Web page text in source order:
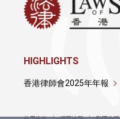
HIGHLIGHTS
香港律師會2025年年報